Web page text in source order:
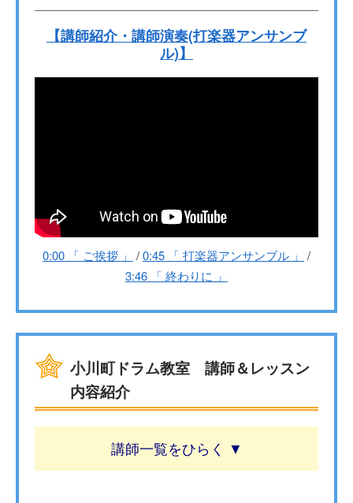
【講師紹介・講師演奏(打楽器アンサンブ
ル)】
0:00 「 ご挨拶 」 /0:45 「 打楽器アンサンブル 」
/
3:46 「 終わりに 」
小川町ドラム教室 講師＆レッスン
内容紹介
講師一覧